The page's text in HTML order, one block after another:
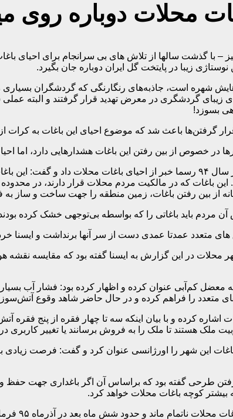
محلات دوباره روی
– با گذشت سالها از تلاش های بی سرانجام برای احیای
زیبا در پایتخت گل ایران دوباره جان بگیرد.
شهره است، جاذبه‌های رنگارنگی که گردشگران
زیبای گردشگری در معرض تهدید قرار گرفتند و البته
بسوزد!
قرار گرفتن‌ها باعث شد که موضوع احیای این باغات به
در خصوص از بین رفتن این باغات هشدارهایی دارد، اما
این باغات که در مالکیت مردم محلات قرار دارند، در
از بین رفتن باغات، زمین منطقه را جهت ساخت و ساز
مردم باید باغاتی را که بواسطه بی‌توجهی خشک کرده
برنداشت و ایسنا خرداد سال ۹۵ دوباره موضوع را در قالب گزارشی تحت عنوان “مرگ یک نوستالژی
کم‌آبی عنوان کرده و اظهار کرده بود: فشار آب بسیار
متعدد را فراهم کرده و در حال حاضر شاهد وقوع
سال ۹۵ در این باغات اشاره کرده و با بیان اینکه سه تا چهار
ملک هستند تا ملک را به فروش برسانند یا تغییر کاربری در
این شهر را اورژانسی عنوان کرد و گفت: فرصت زیادی
بیشتر کوچه باغات محلات خواهد کرد.
ماند و حدود شش ماه بعد در آذرماه ۹۵ فرماندار محلات تغییر کرد.